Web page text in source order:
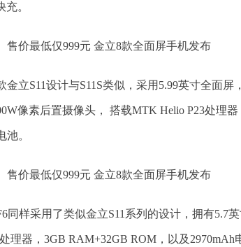
充。
金立S11设计与S11S类似，采用5.99英寸全面屏
像素后置摄像头， 搭载MTK Helio P23处理
池。
同样采用了类似金立S11系列的设计，拥有5.7
理器，3GB RAM+32GB ROM，以及2970mAh